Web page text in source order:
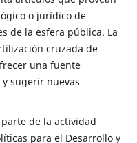
o jurídico de
de la esfera pública. La
cruzada de
una fuente
sugerir nuevas
de la actividad
para el Desarrollo y